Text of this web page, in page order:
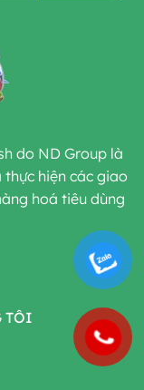
do ND Group là
hiện các giao
hoá tiêu dùng
TÔI